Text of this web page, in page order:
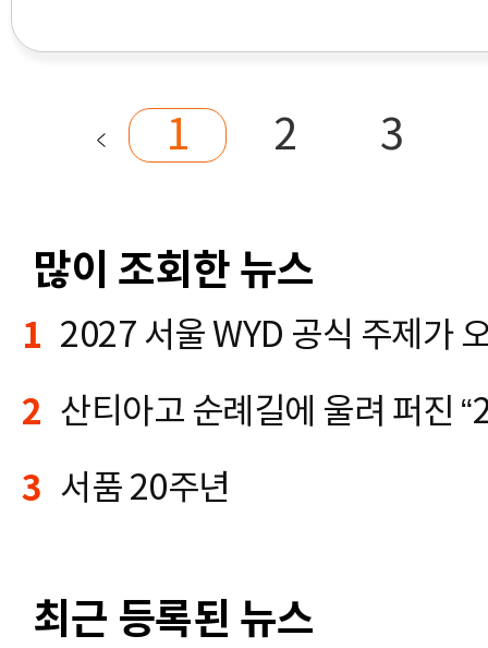
1 2 3
많이 조회한 뉴스
1
2
3 서품 20주년
최근 등록된 뉴스